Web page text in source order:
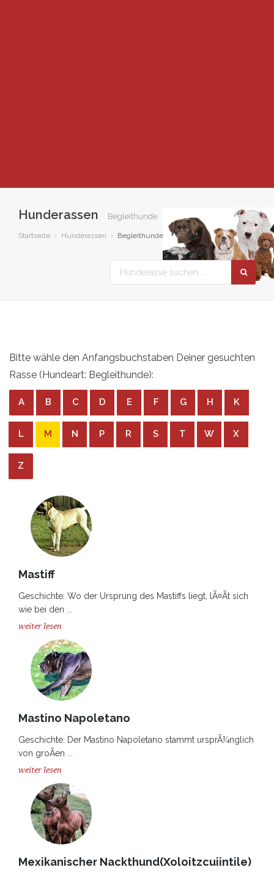
Hunderassen Begleithunde
Startseite Hunderassen Begleithunde
Bitte wähle den Anfangsbuchstaben Deiner gesuchten
Rasse (Hundeart: Begleithunde):
A B C D E F G H K
L M N P R S T W X
Z
Mastiff
Geschichte: Wo der Ursprung des Mastiffs liegt, lÃ¤Ãt sich
wie bei den ...
weiter lesen
Mastino Napoletano
Geschichte: Der Mastino Napoletano stammt ursprÃ¼nglich
von groÃen ...
weiter lesen
Mexikanischer Nackthund(Xoloitzcuiintile)